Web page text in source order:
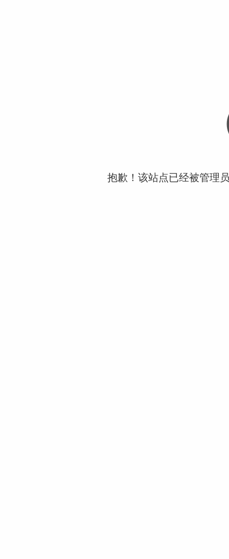
抱歉！该站点已经被管理